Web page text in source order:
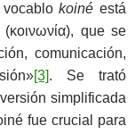
vocablokoinéestá
(κοινωνία), que se
comunicación,
[3]. Se trató
simplificada
fue crucial para